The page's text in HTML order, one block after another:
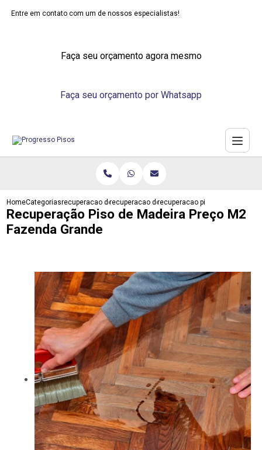
Entre em contato com um de nossos especialistas!
Faça seu orçamento agora mesmo
Faça seu orçamento por Whatsapp
HomeCategoriasrecuperacao de pisosrecuperacao de piso industrialrecuperacao piso de madeira
Recuperação Piso de Madeira Preço M2
Fazenda Grande